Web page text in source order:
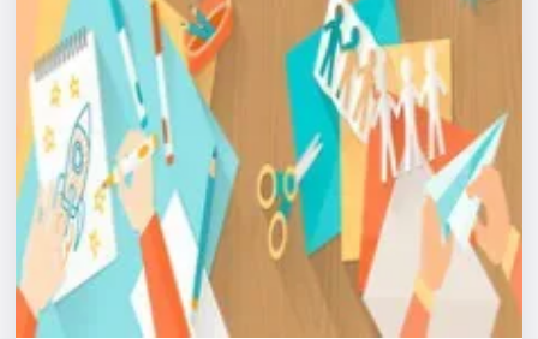
Площадки
Артисты
Рейтинги